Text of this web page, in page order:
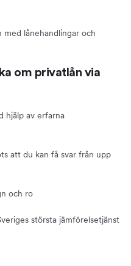
med lånehandlingar och
om privatlån via
hjälp av erfarna
att du kan få svar från upp
och ro
största jämförelsetjänst